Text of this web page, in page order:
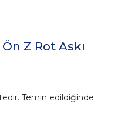
Z Rot Askı
Temin edildiğinde